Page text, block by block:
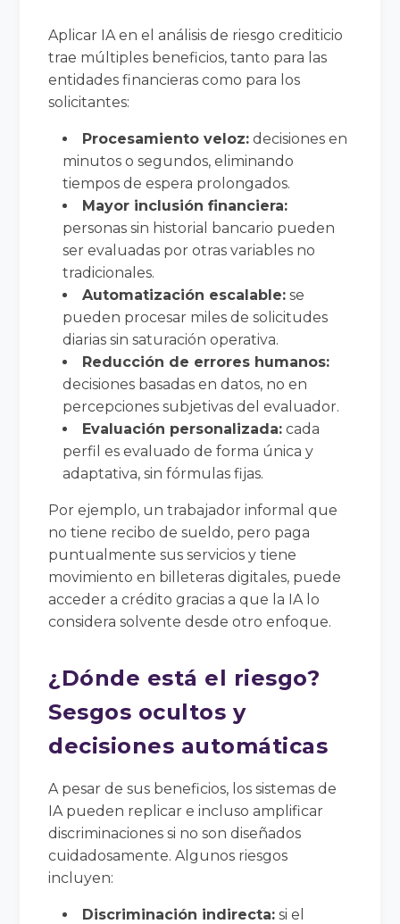
Aplicar IA en el análisis de riesgo crediticio
trae múltiples beneficios, tanto para las
entidades financieras como para los
solicitantes:
Procesamiento veloz: decisiones en
minutos o segundos, eliminando
tiempos de espera prolongados.
Mayor inclusión financiera:
personas sin historial bancario pueden
ser evaluadas por otras variables no
tradicionales.
Automatización escalable: se
pueden procesar miles de solicitudes
diarias sin saturación operativa.
Reducción de errores humanos:
decisiones basadas en datos, no en
percepciones subjetivas del evaluador.
Evaluación personalizada: cada
perfil es evaluado de forma única y
adaptativa, sin fórmulas fijas.
Por ejemplo, un trabajador informal que
no tiene recibo de sueldo, pero paga
puntualmente sus servicios y tiene
movimiento en billeteras digitales, puede
acceder a crédito gracias a que la IA lo
considera solvente desde otro enfoque.
¿Dónde está el riesgo?
Sesgos ocultos y
decisiones automáticas
A pesar de sus beneficios, los sistemas de
IA pueden replicar e incluso amplificar
discriminaciones si no son diseñados
cuidadosamente. Algunos riesgos
incluyen:
Discriminación indirecta: si el